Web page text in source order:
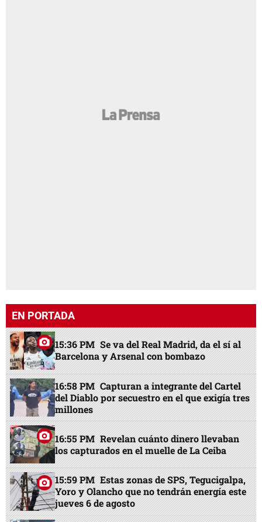
EN PORTADA
15:36 PM Se va del Real Madrid, da el sí al
Barcelona y Arsenal con bombazo
16:58 PM Capturan a integrante del Cartel
del Diablo por secuestro en el que exigía tres
millones
16:55 PM Revelan cuánto dinero llevaban
los capturados en el muelle de La Ceiba
15:59 PM Estas zonas de SPS, Tegucigalpa,
Yoro y Olancho que no tendrán energía este
jueves 6 de agosto